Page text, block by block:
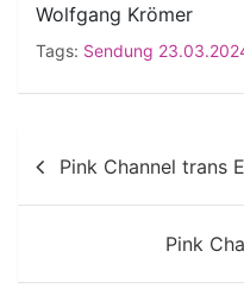
Wolfgang Krömer
Tags: Sendung
Pink Channel trans
Pink